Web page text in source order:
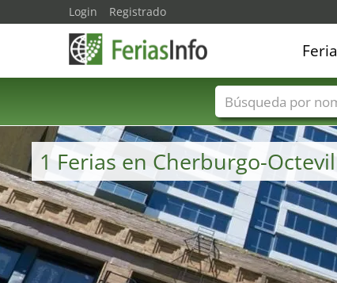
1 Ferias en Cherburgo-
Login Registrado
Nombres de